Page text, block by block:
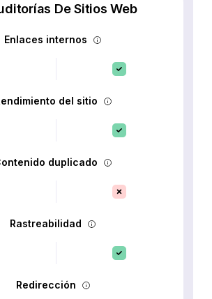
De Sitios Web
Enlaces internos
del sitio
duplicado
Rastreabilidad
Redirección